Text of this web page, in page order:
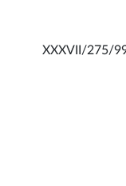
XXXVII/275/